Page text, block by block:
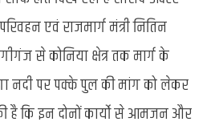
एवं राजमार्ग मंत्री नितिन
से कोनिया क्षेत्र तक मार्ग के
नदी पर पक्के पुल की मांग को लेकर
है कि इन दोनों कार्यो से आमजन और